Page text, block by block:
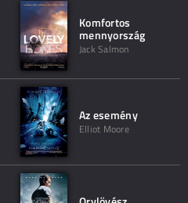
Komfortos
mennyország
Jack Salmon
Az esemény
Elliot Moore